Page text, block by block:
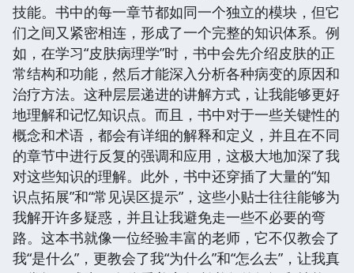
技能。书中的每一章节都如同一个独立的模块，但它
们之间又紧密相连，形成了一个完整的知识体系。例
如，在学习“皮肤病理学”时，书中会先介绍皮肤的正
常结构和功能，然后才能深入分析各种病变的原因和
治疗方法。这种层层递进的讲解方式，让我能够更好
地理解和记忆知识点。而且，书中对于一些关键性的
概念和术语，都会有详细的解释和定义，并且在不同
的章节中进行反复的强调和应用，这极大地加深了我
对这些知识的理解。此外，书中还穿插了大量的“知
识点拓展”和“常见误区提示”，这些小贴士往往能够为
我解开许多疑惑，并且让我避免走一些不必要的弯
路。这本书就像一位经验丰富的老师，它不仅教会了
我“是什么”，更教会了我“为什么”和“怎么去”，让我真